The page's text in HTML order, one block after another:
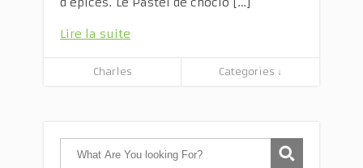
Lire la suite
Charles Categories ↓